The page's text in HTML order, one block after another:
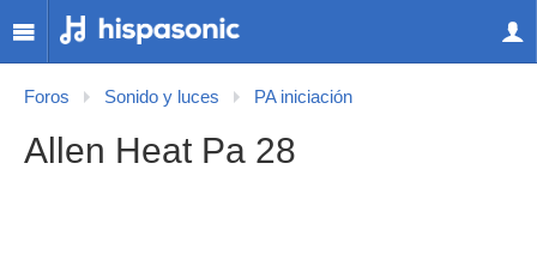
Foros Sonido y luces PA iniciación
Allen Heat Pa 28